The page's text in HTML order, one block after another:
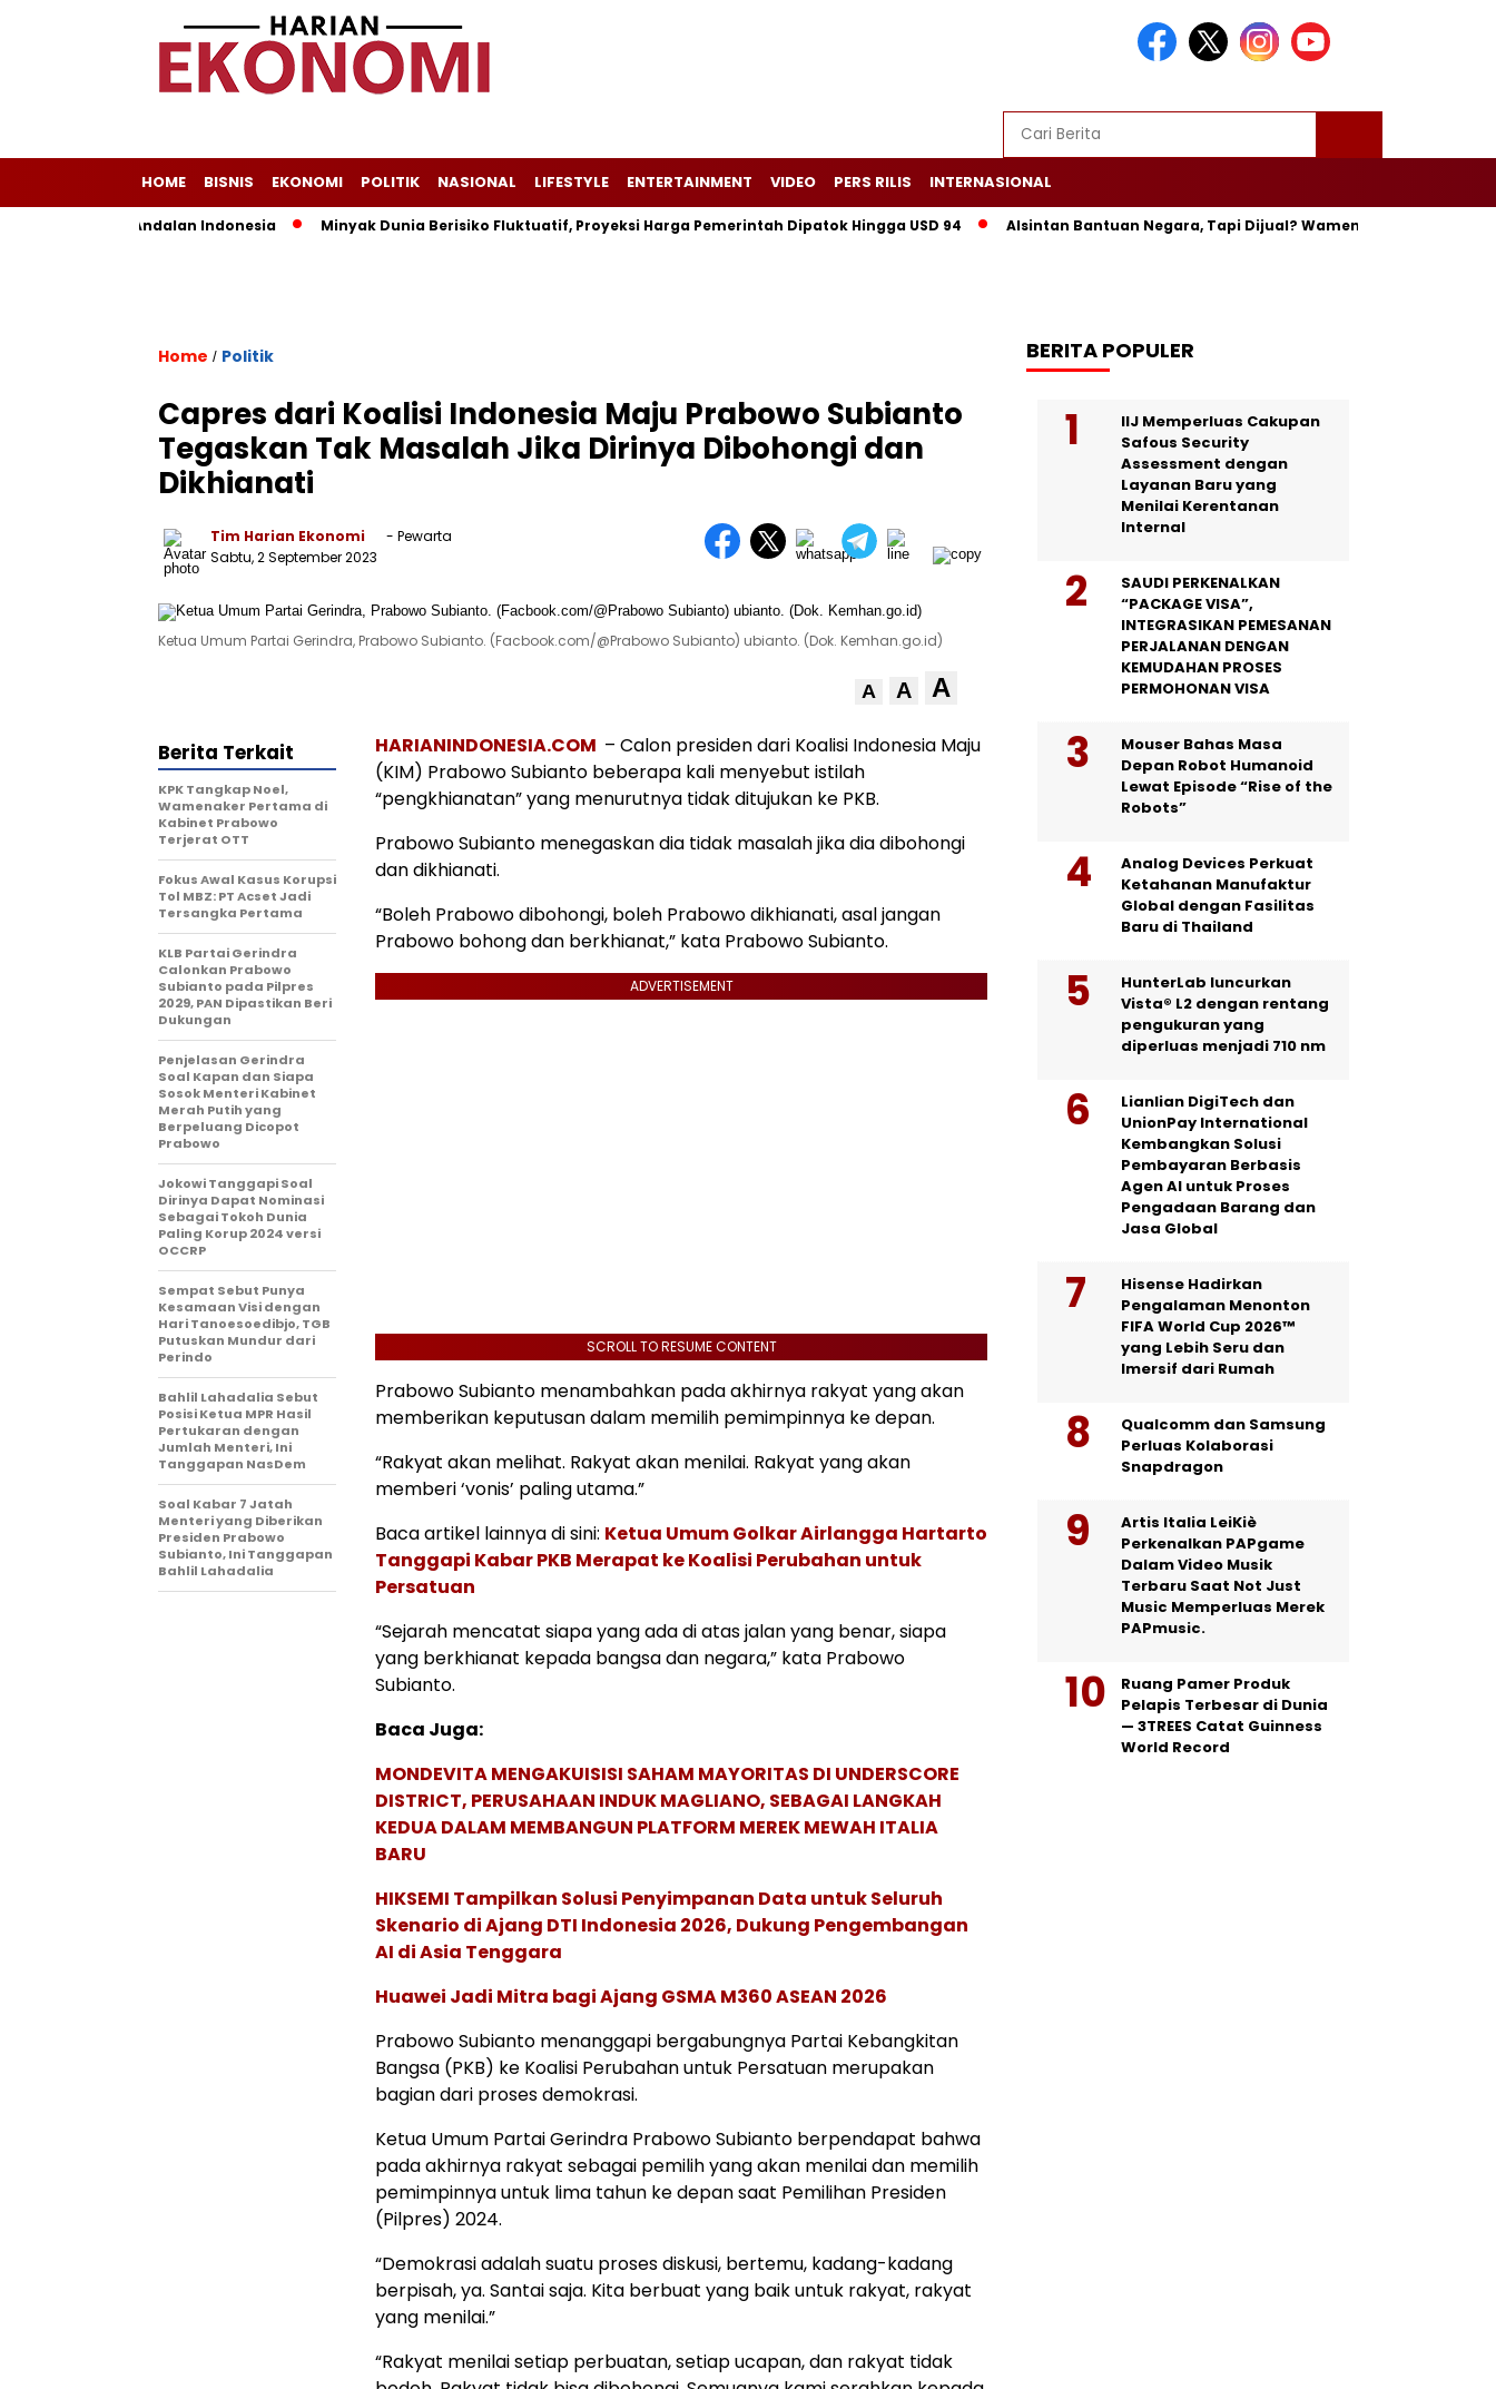
HOME BISNIS EKONOMI POLITIK NASIONAL LIFESTYLE ENTERTAINMENT VIDEO PERS RILIS INTERNASIONAL
Jadi Andalan Indonesia Minyak Dunia Berisiko Fluktuatif, Proyeksi Harga Pemerintah Dipatok Hingga USD 94 Alsintan Bantuan Negara, Tapi Dijual? Wamentan: Itu Bisa Dipenjara
Home / Politik
Capres dari Koalisi Indonesia Maju Prabowo Subianto
Tegaskan Tak Masalah Jika Dirinya Dibohongi dan
Dikhianati
Tim Harian Ekonomi
- Pewarta
Sabtu, 2 September 2023
Ketua Umum Partai Gerindra, Prabowo Subianto. (Facbook.com/@Prabowo Subianto) ubianto. (Dok. Kemhan.go.id)
A A A
HARIANINDONESIA.COM – Calon presiden dari Koalisi Indonesia Maju
(KIM) Prabowo Subianto beberapa kali menyebut istilah
“pengkhianatan” yang menurutnya tidak ditujukan ke PKB.
Prabowo Subianto menegaskan dia tidak masalah jika dia dibohongi
dan dikhianati.
“Boleh Prabowo dibohongi, boleh Prabowo dikhianati, asal jangan
Prabowo bohong dan berkhianat,” kata Prabowo Subianto.
ADVERTISEMENT
SCROLL TO RESUME CONTENT
Prabowo Subianto menambahkan pada akhirnya rakyat yang akan
memberikan keputusan dalam memilih pemimpinnya ke depan.
“Rakyat akan melihat. Rakyat akan menilai. Rakyat yang akan
memberi ‘vonis’ paling utama.”
Baca artikel lainnya di sini: Ketua Umum Golkar Airlangga Hartarto
Tanggapi Kabar PKB Merapat ke Koalisi Perubahan untuk
Persatuan
“Sejarah mencatat siapa yang ada di atas jalan yang benar, siapa
yang berkhianat kepada bangsa dan negara,” kata Prabowo
Subianto.
Baca Juga:
MONDEVITA MENGAKUISISI SAHAM MAYORITAS DI UNDERSCORE
DISTRICT, PERUSAHAAN INDUK MAGLIANO, SEBAGAI LANGKAH
KEDUA DALAM MEMBANGUN PLATFORM MEREK MEWAH ITALIA
BARU
HIKSEMI Tampilkan Solusi Penyimpanan Data untuk Seluruh
Skenario di Ajang DTI Indonesia 2026, Dukung Pengembangan
AI di Asia Tenggara
Huawei Jadi Mitra bagi Ajang GSMA M360 ASEAN 2026
Prabowo Subianto menanggapi bergabungnya Partai Kebangkitan
Bangsa (PKB) ke Koalisi Perubahan untuk Persatuan merupakan
bagian dari proses demokrasi.
Ketua Umum Partai Gerindra Prabowo Subianto berpendapat bahwa
pada akhirnya rakyat sebagai pemilih yang akan menilai dan memilih
pemimpinnya untuk lima tahun ke depan saat Pemilihan Presiden
(Pilpres) 2024.
“Demokrasi adalah suatu proses diskusi, bertemu, kadang-kadang
berpisah, ya. Santai saja. Kita berbuat yang baik untuk rakyat, rakyat
yang menilai.”
“Rakyat menilai setiap perbuatan, setiap ucapan, dan rakyat tidak
Berita Terkait
KPK Tangkap Noel,
Wamenaker Pertama di
Kabinet Prabowo
Terjerat OTT
Fokus Awal Kasus Korupsi
Tol MBZ: PT Acset Jadi
Tersangka Pertama
KLB Partai Gerindra
Calonkan Prabowo
Subianto pada Pilpres
2029, PAN Dipastikan Beri
Dukungan
Penjelasan Gerindra
Soal Kapan dan Siapa
Sosok Menteri Kabinet
Merah Putih yang
Berpeluang Dicopot
Prabowo
Jokowi Tanggapi Soal
Dirinya Dapat Nominasi
Sebagai Tokoh Dunia
Paling Korup 2024 versi
OCCRP
Sempat Sebut Punya
Kesamaan Visi dengan
Hari Tanoesoedibjo, TGB
Putuskan Mundur dari
Perindo
Bahlil Lahadalia Sebut
Posisi Ketua MPR Hasil
Pertukaran dengan
Jumlah Menteri, Ini
Tanggapan NasDem
Soal Kabar 7 Jatah
Menteri yang Diberikan
Presiden Prabowo
Subianto, Ini Tanggapan
Bahlil Lahadalia
BERITA POPULER
IIJ Memperluas Cakupan
Safous Security
Assessment dengan
Layanan Baru yang
Menilai Kerentanan
Internal
SAUDI PERKENALKAN
“PACKAGE VISA”,
INTEGRASIKAN PEMESANAN
PERJALANAN DENGAN
KEMUDAHAN PROSES
PERMOHONAN VISA
Mouser Bahas Masa
Depan Robot Humanoid
Lewat Episode “Rise of the
Robots”
Analog Devices Perkuat
Ketahanan Manufaktur
Global dengan Fasilitas
Baru di Thailand
HunterLab luncurkan
Vista® L2 dengan rentang
pengukuran yang
diperluas menjadi 710 nm
Lianlian DigiTech dan
UnionPay International
Kembangkan Solusi
Pembayaran Berbasis
Agen AI untuk Proses
Pengadaan Barang dan
Jasa Global
Hisense Hadirkan
Pengalaman Menonton
FIFA World Cup 2026™
yang Lebih Seru dan
Imersif dari Rumah
Qualcomm dan Samsung
Perluas Kolaborasi
Snapdragon
Artis Italia LeiKiè
Perkenalkan PAPgame
Dalam Video Musik
Terbaru Saat Not Just
Music Memperluas Merek
PAPmusic.
Ruang Pamer Produk
Pelapis Terbesar di Dunia
— 3TREES Catat Guinness
World Record